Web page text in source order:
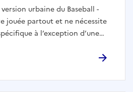
urbaine du Baseball -
jouée partout et ne nécessite
à l’exception d’une
rencontres durent moins de 20